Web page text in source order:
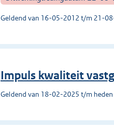
Geldend van 16-05-2012 t/m 21-
Impuls kwaliteit
Geldend van 18-02-2025 t/m heden